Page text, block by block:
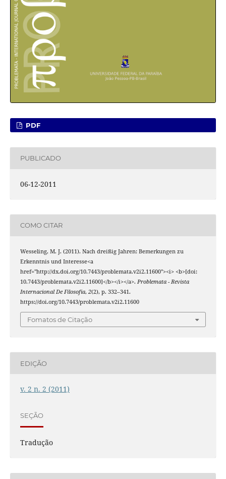
PDF
PUBLICADO
06-12-2011
COMO CITAR
Wesseling, M. J. (2011). Nach dreißig Jahren: Bemerkungen zu
Erkenntnis und Interesse<a
href="http://dx.doi.org/10.7443/problemata.v2i2.11600"><i> <b>[doi:
10.7443/problemata.v2i2.11600]</b></i></a>. Problemata - Revista
Internacional De Filosofia, 2(2), p. 332–341.
https://doi.org/10.7443/problemata.v2i2.11600
Fomatos de Citação
EDIÇÃO
v. 2 n. 2 (2011)
SEÇÃO
Tradução